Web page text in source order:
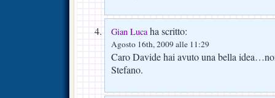
Gian Lucaha scritto:
Agosto 16th, 2009 alle 11:29
Caro Davide hai avuto una bella
Stefano.